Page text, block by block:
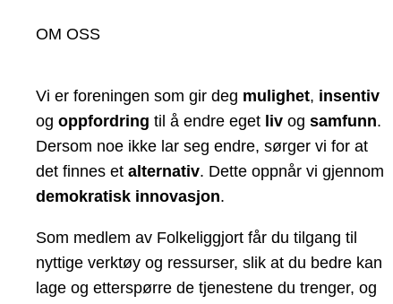
OM OSS
Vi er foreningen som gir deg mulighet, insentiv
og oppfordring til å endre eget liv og samfunn.
Dersom noe ikke lar seg endre, sørger vi for at
det finnes et alternativ. Dette oppnår vi gjennom
demokratisk innovasjon.
Som medlem av Folkeliggjort får du tilgang til
nyttige verktøy og ressurser, slik at du bedre kan
lage og etterspørre de tjenestene du trenger, og